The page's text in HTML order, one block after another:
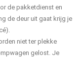
de pakketdienst en
de deur uit gaat krijg je
niet ter plekke
gelost. Je